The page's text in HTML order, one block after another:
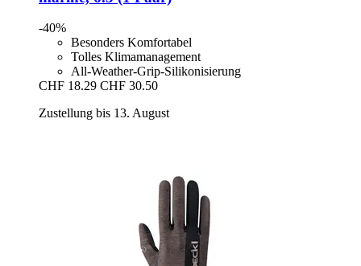
-40%
Besonders Komfortabel
Tolles Klimamanagement
All-Weather-Grip-Silikonisierung
CHF 18.29 CHF 30.50
Zustellung bis 13. August